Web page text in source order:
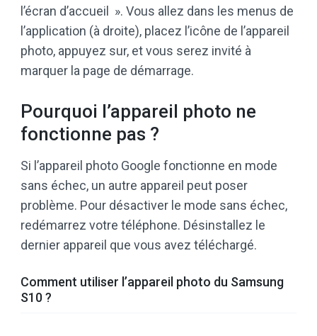
l’écran d’accueil ». Vous allez dans les menus de
l’application (à droite), placez l’icône de l’appareil
photo, appuyez sur, et vous serez invité à
marquer la page de démarrage.
Pourquoi l’appareil photo ne
fonctionne pas ?
Si l’appareil photo Google fonctionne en mode
sans échec, un autre appareil peut poser
problème. Pour désactiver le mode sans échec,
redémarrez votre téléphone. Désinstallez le
dernier appareil que vous avez téléchargé.
Comment utiliser l’appareil photo du Samsung
S10 ?